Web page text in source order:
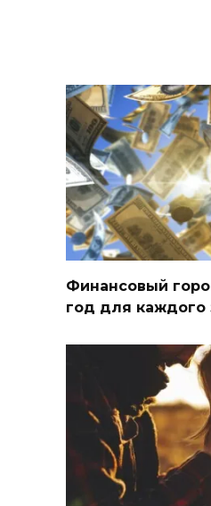
Финансовый
год для каждого